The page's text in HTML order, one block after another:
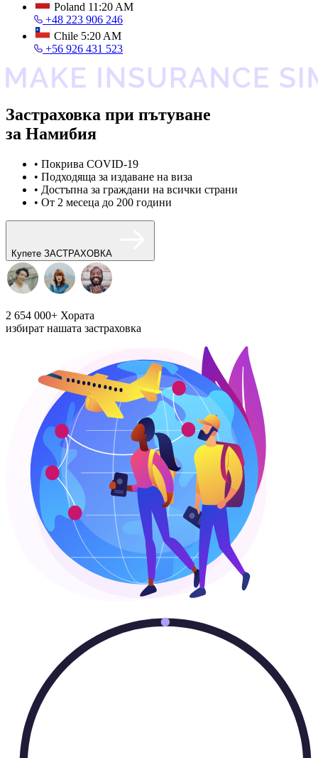
Poland 11:20 AM
+48 223 906 246
Chile 5:20 AM
+56 926 431 523
Застраховка при пътуване
за Намибия
• Покрива COVID-19
• Подходяща за издаване на виза
• Достъпна за граждани на всички страни
• От 2 месеца до 200 години
Купете ЗАСТРАХОВКА
2 654 000+ Хората
избират нашата застраховка